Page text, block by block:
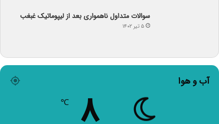
سوالات متداول ناهمواری بعد از لیپوماتیک غبغب
۵ تیر ۱۴۰۲
آب و هوا
۸